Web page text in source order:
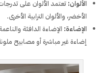
الألوان:تعتمد الألوان على
الأخضر، والألوان الترابية الأخرى.
الإضاءة: الإضاءة الدافئة
إضاءة غير مباشرة أو مصابيح